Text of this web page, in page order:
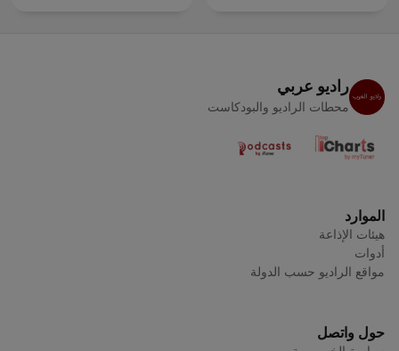
راديو عربي
محطات الراديو والبودكاست
الموارد
هيئات الإذاعة
أدوات
مواقع الراديو حسب الدولة
حول واتصل